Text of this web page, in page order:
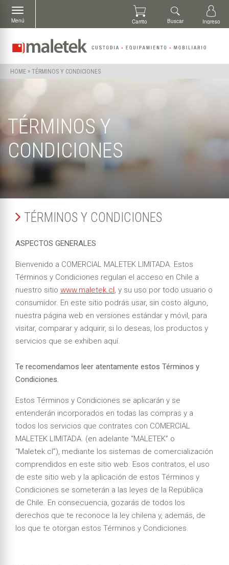
HOME » TÉRMINOS Y CONDICIONES
TÉRMINOS Y
CONDICIONES
TÉRMINOS Y CONDICIONES
ASPECTOS GENERALES
Bienvenido a COMERCIAL MALETEK LIMITADA. Estos
Términos y Condiciones regulan el acceso en Chile a
nuestro sitio www.maletek.cl , y su uso por todo usuario o
consumidor. En este sitio podrás usar, sin costo alguno,
nuestra página web en versiones estándar y móvil, para
visitar, comparar y adquirir, si lo deseas, los productos y
servicios que se exhiben aquí.
Te recomendamos leer atentamente estos Términos y
Condiciones.
Estos Términos y Condiciones se aplicarán y se
entenderán incorporados en todas las compras y a
todos los servicios que contrates con COMERCIAL
MALETEK LIMITADA. (en adelante “MALETEK” o
“Maletek.cl”), mediante los sistemas de comercialización
comprendidos en este sitio web. Esos contratos, el uso
de este sitio web y la aplicación de estos Términos y
Condiciones se someterán a las leyes de la República
de Chile. En consecuencia, gozarás de todos los
derechos que te reconoce la ley chilena y, además, de
los que te otorgan estos Términos y Condiciones.
Menú Carrito Buscar Ingreso